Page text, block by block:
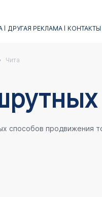
ДРУГАЯ РЕКЛАМА КОНТАКТЫ
Чита
способов продвижения